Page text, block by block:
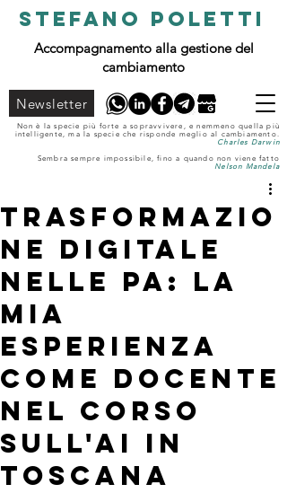
STEFANO POLETTI
Accompagnamento alla gestione del
cambiamento
Newsletter
Non è la specie più forte a sopravvivere, e nemmeno quella più
intelligente, ma la specie che risponde meglio al cambiamento.
Charles Darwin
Sembra sempre impossibile, fino a quando non viene fatto
Nelson Mandela
Trasformazio
ne Digitale
nelle PA: la
mia
esperienza
come docente
nel corso
sull'AI in
Toscana